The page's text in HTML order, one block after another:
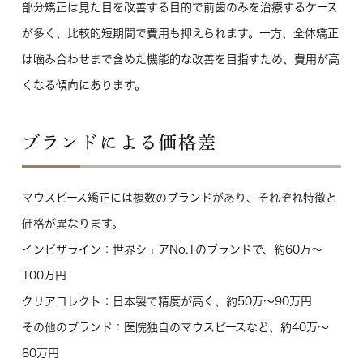
部分矯正は見た目を改善する目的で前歯のみを治療するケース
が多く、比較的短期間で費用も抑えられます。一方、全体矯正
は噛み合わせまで含めた機能的な改善を目指すため、費用が高
くなる傾向にあります。
ブランドによる価格差
マウスピース矯正には複数のブランドがあり、それぞれ特徴と
価格が異なります。
インビザライン ：世界シェアNo.1のブランドで、約60万〜
100万円
クリアコレクト ：日本製で精度が高く、約50万〜90万円
その他のブランド ：医院独自のマウスピースなど、約40万〜
80万円